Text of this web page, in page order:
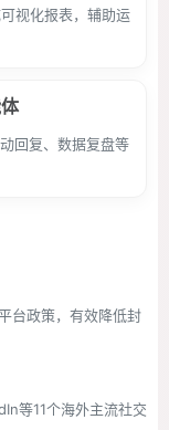
视化报表，辅助运
回复、数据复盘等
台政策，有效降低封
等11个海外主流社交